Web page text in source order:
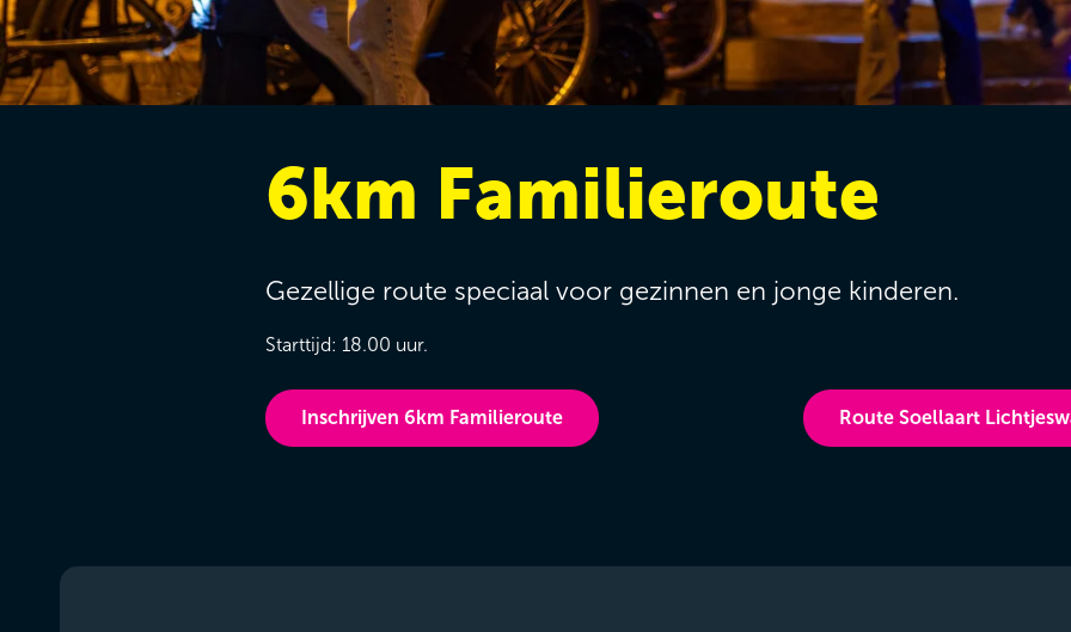
6km Familieroute
Gezellige route speciaal voor gezinnen en jonge kinderen.
Starttijd: 18.00 uur.
Inschrijven 6km Familieroute Route Soellaart